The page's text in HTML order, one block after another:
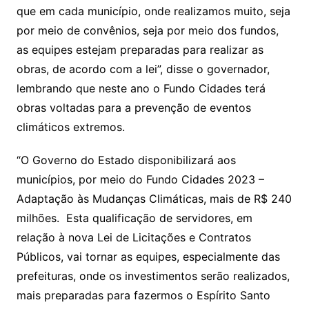
que em cada município, onde realizamos muito, seja
por meio de convênios, seja por meio dos fundos,
as equipes estejam preparadas para realizar as
obras, de acordo com a lei”, disse o governador,
lembrando que neste ano o Fundo Cidades terá
obras voltadas para a prevenção de eventos
climáticos extremos.
“O Governo do Estado disponibilizará aos
municípios, por meio do Fundo Cidades 2023 –
Adaptação às Mudanças Climáticas, mais de R$ 240
milhões. Esta qualificação de servidores, em
relação à nova Lei de Licitações e Contratos
Públicos, vai tornar as equipes, especialmente das
prefeituras, onde os investimentos serão realizados,
mais preparadas para fazermos o Espírito Santo